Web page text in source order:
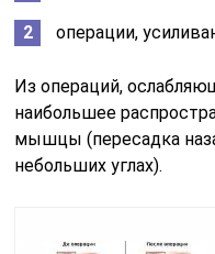
операции,
Из операций,
наибольшее
мышцы (пересадка
небольших углах).